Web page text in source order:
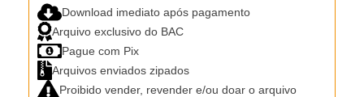
Download imediato após pagamento
Arquivo exclusivo do BAC
Pague com Pix
Arquivos enviados zipados
Proibido vender, revender e/ou doar o arquivo